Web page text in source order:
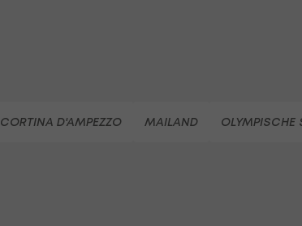
CORTINA D'AMPEZZO MAILAND OLYMPISCHE